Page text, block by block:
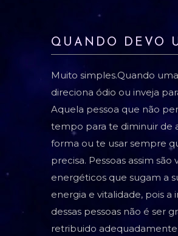
QUANDO DEVO
Muito simples.Quando
direciona ódio ou inveja
Aquela pessoa que não
tempo para te diminuir de
forma ou te usar sempre
precisa. Pessoas assim são
energéticos que sugam a
energia e vitalidade, pois a
dessas pessoas não é ser
retribuido adequadamente